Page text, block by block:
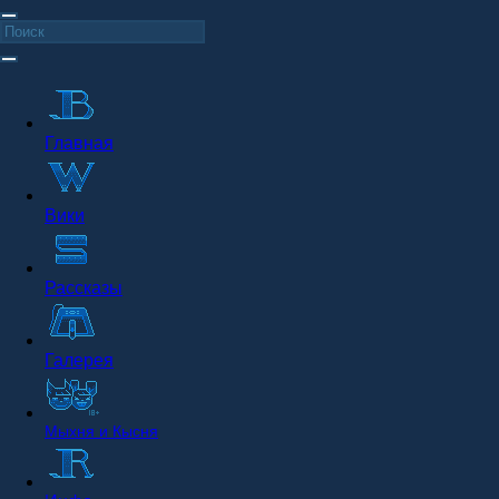
Главная
Вики
Рассказы
Галерея
Мыхня и Кысня